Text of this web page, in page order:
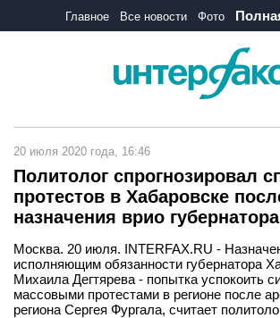
Главное Все новости Фото
20 июля 2020 года, 16:46
Политолог спрогнозировал
протестов в Хабаровске
назначения врио губернатора
Москва. 20 июля. INTERFAX.RU -
исполняющим обязанности губернатора
Михаила Дегтярева - попытка успокоить
массовыми протестами в регионе после
региона Сергея Фургала, считает